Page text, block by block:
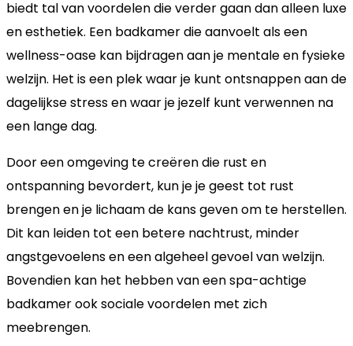
biedt tal van voordelen die verder gaan dan alleen luxe
en esthetiek. Een badkamer die aanvoelt als een
wellness-oase kan bijdragen aan je mentale en fysieke
welzijn. Het is een plek waar je kunt ontsnappen aan de
dagelijkse stress en waar je jezelf kunt verwennen na
een lange dag.
Door een omgeving te creëren die rust en
ontspanning bevordert, kun je je geest tot rust
brengen en je lichaam de kans geven om te herstellen.
Dit kan leiden tot een betere nachtrust, minder
angstgevoelens en een algeheel gevoel van welzijn.
Bovendien kan het hebben van een spa-achtige
badkamer ook sociale voordelen met zich
meebrengen.